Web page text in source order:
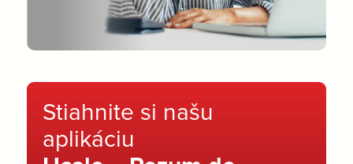
Stiahnite si našu
aplikáciu